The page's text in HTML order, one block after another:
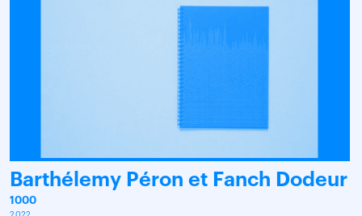
Barthélemy Péron et Fanch Dodeur
1000